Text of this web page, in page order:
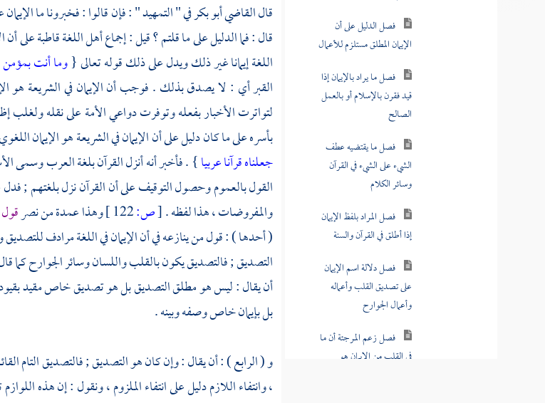
فصل من نصر مذهب
جهم في الإيمان من المتأخرين
فصل الدليل على أن
الإيمان المطلق مستلزم للأعمال
فصل ما يراد بالإيمان إذا
قيد فقرن بالإسلام أو بالعمل
الصالح
فصل ما يقتضيه عطف
الشيء على الشيء في القرآن
وسائر الكلام
فصل المراد بلفظ الإيمان
إذا أطلق في القرآن والسنة
فصل دلالة اسم الإيمان
على تصديق القلب وأعماله
وأعمال الجوارح
قالالقاضي أبو بكرفي " التمهيد " : فإن قالوا : فخبرونا ما
قال : فما الدليل على ما قلتم ؟ قيل : إجماع أهل اللغة قاطبة على
اللغة إيمانا غير ذلك ويدل على ذلك قوله تعالى {وما أنت بمؤمن
القبر أي : لا يصدق بذلك . فوجب أن الإيمان في الشريعة هو
لتواترت الأخبار بفعله وتوفرت دواعي الأمة على نقله ولغلب
بأسره على ما كان دليل على أن الإيمان في الشريعة هو الإيمان
جعلناه قرآنا عربيا} . فأخبر أنه أنزل القرآن بلغةالعربوسمى
القول بالعموم وحصول التوقيف على أن القرآن نزل بلغتهم ;
والمفروضات ، هذا لفظه .[ص: وهذا عمدة من نصرقول
( أحدها ) : قول من ينازعه في أن الإيمان في اللغة مرادف
التصديق ; فالتصديق يكون بالقلب واللسان وسائر الجوارح كما
أن يقال : ليس هو مطلق التصديق بل هو تصديق خاص مقيد بقيود
بل بإيمان خاص وصفه وبينه .
و ( الرابع ) : أن يقال : وإن كان هو التصديق ; فالتصديق التام
، وانتفاء اللازم دليل على انتفاء الملزوم ، ونقول : إن هذه